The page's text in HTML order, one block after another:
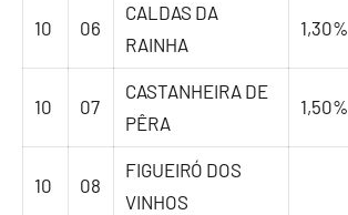
10 06
CALDAS DA
RAINHA
1,30%
10 07
CASTANHEIRA DE
PÊRA
1,50%
10 08
FIGUEIRÓ DOS
VINHOS